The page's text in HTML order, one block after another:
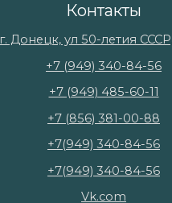
Контакты
г. Донецк, ул 50-летия
+7 (949) 340-84-56
+7 (949) 485-60-11
+7 (856) 381-00-88
+7(949) 340-84-56
+7(949) 340-84-56
Vk.com